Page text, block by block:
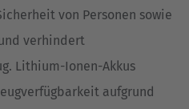
von Personen sowie
verhindert
Lithium-Ionen-Akkus
aufgrund